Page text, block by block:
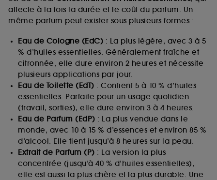
affecte à la fois la durée et le coût du parfum. Un
même parfum peut exister sous plusieurs formes :
Eau de Cologne (EdC) : La plus légère, avec 3 à 5
% d’huiles essentielles. Généralement fraîche et
citronnée, elle dure environ 2 heures et nécessite
plusieurs applications par jour.
Eau de Toilette (EdT) : Contient 5 à 10 % d’huiles
essentielles. Parfaite pour un usage quotidien
(travail, sorties), elle dure environ 3 à 4 heures.
Eau de Parfum (EdP) : La plus vendue dans le
monde, avec 10 à 15 % d’essences et environ 85 %
d’alcool. Elle tient jusqu’à 8 heures sur la peau.
Extrait de Parfum (P) : La version la plus
concentrée (jusqu’à 40 % d’huiles essentielles),
elle est aussi la plus chère et la plus durable. Une